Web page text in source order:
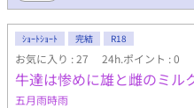
ｼｮｰﾄｼｮｰﾄ 完結 R18
お気に入り : 27 24h.ポイント : 0
牛達は惨めに雄と雌のミル
五月雨時雨